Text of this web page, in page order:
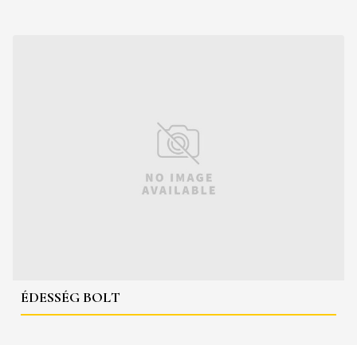
ÉDESSÉG BOLT